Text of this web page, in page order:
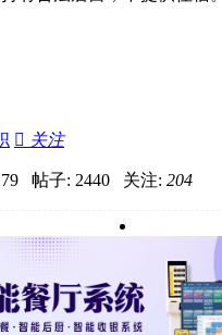
 关注
帖子: 2440 关注: 204